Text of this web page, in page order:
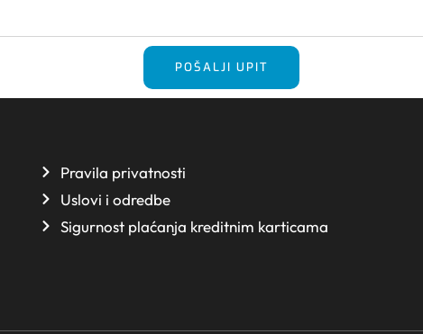
POŠALJI UPIT
Pravila privatnosti
Uslovi i odredbe
Sigurnost plaćanja kreditnim karticama